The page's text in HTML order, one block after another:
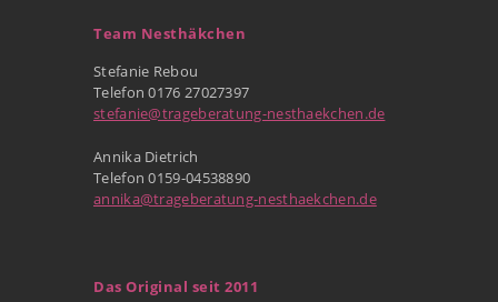
Team Nesthäkchen
Stefanie Rebou
Telefon 0176 27027397
stefanie@trageberatung-nesthaekchen.de
Annika Dietrich
Telefon 0159-04538890
annika@trageberatung-nesthaekchen.de
Das Original seit 2011